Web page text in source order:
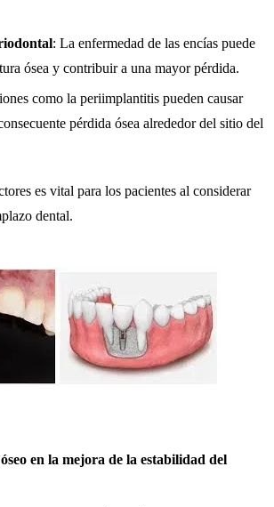
: La enfermedad de las encías puede
ósea y contribuir a una mayor pérdida.
como la periimplantitis pueden causar
pérdida ósea alrededor del sitio del
es vital para los pacientes al considerar
dental.
en la mejora de la estabilidad del